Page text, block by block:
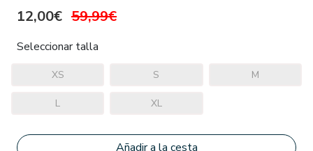
12,00€ 59,99€
Seleccionar talla
XS S M
L XL